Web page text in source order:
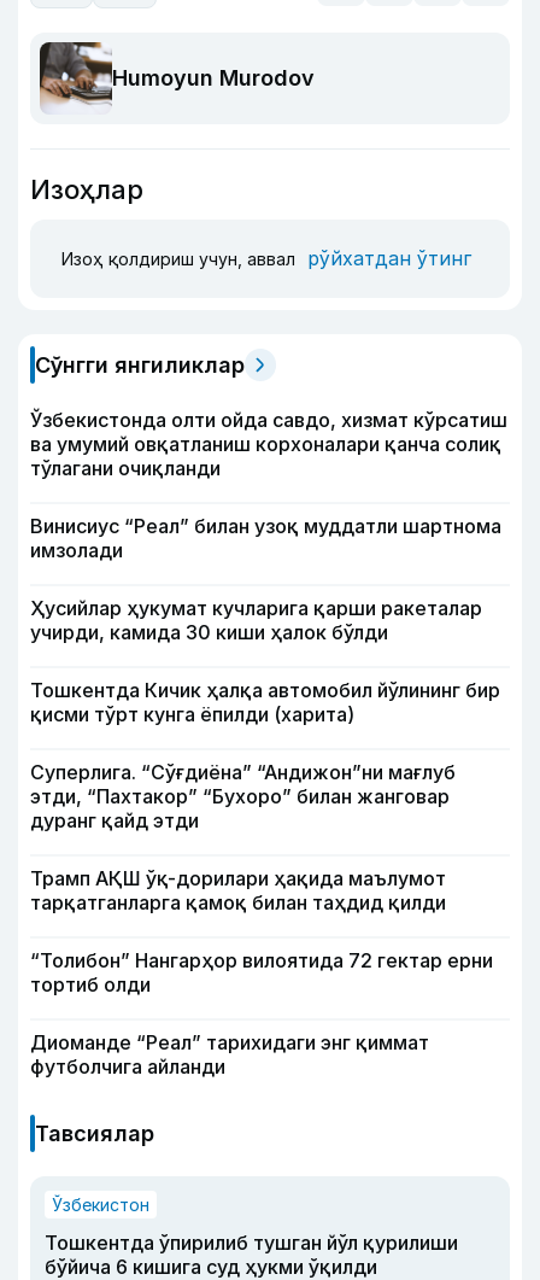
Humoyun Murodov
Изоҳлар
Изоҳ қолдириш учун, аввал рўйхатдан ўтинг
Сўнгги янгиликлар
Ўзбекистонда олти ойда савдо, хизмат кўрсатиш
ва умумий овқатланиш корхоналари қанча солиқ
тўлагани очиқланди
Винисиус “Реал” билан узоқ муддатли шартнома
имзолади
Ҳусийлар ҳукумат кучларига қарши ракеталар
учирди, камида 30 киши ҳалок бўлди
Тошкентда Кичик ҳалқа автомобил йўлининг бир
қисми тўрт кунга ёпилди (харита)
Суперлига. “Сўғдиёна” “Андижон”ни мағлуб
этди, “Пахтакор” “Бухоро” билан жанговар
дуранг қайд этди
Трамп АҚШ ўқ-дорилари ҳақида маълумот
тарқатганларга қамоқ билан таҳдид қилди
“Толибон” Нангарҳор вилоятида 72 гектар ерни
тортиб олди
Диоманде “Реал” тарихидаги энг қиммат
футболчига айланди
Тавсиялар
Ўзбекистон
Тошкентда ўпирилиб тушган йўл қурилиши
бўйича 6 кишига суд ҳукми ўқилди